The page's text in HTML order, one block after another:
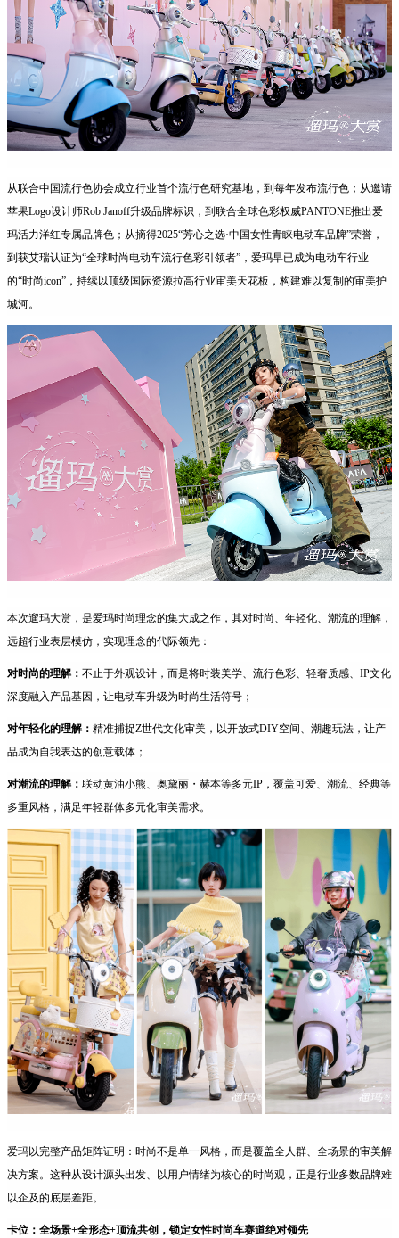
从联合中国流行色协会成立行业首个流行色研究基地，到每年发布流行色；从邀请
苹果Logo设计师Rob Janoff升级品牌标识，到联合全球色彩权威PANTONE推出爱
玛活力洋红专属品牌色；从摘得2025“芳心之选·中国女性青睐电动车品牌”荣誉，
到获艾瑞认证为“全球时尚电动车流行色彩引领者”，爱玛早已成为电动车行业
的“时尚icon”，持续以顶级国际资源拉高行业审美天花板，构建难以复制的审美护
城河。
本次遛玛大赏，是爱玛时尚理念的集大成之作，其对时尚、年轻化、潮流的理解，
远超行业表层模仿，实现理念的代际领先：
对时尚的理解： 不止于外观设计，而是将时装美学、流行色彩、轻奢质感、IP文化
深度融入产品基因，让电动车升级为时尚生活符号；
对年轻化的理解： 精准捕捉Z世代文化审美，以开放式DIY空间、潮趣玩法，让产
品成为自我表达的创意载体；
对潮流的理解： 联动黄油小熊、奥黛丽・赫本等多元IP，覆盖可爱、潮流、经典等
多重风格，满足年轻群体多元化审美需求。
爱玛以完整产品矩阵证明：时尚不是单一风格，而是覆盖全人群、全场景的审美解
决方案。这种从设计源头出发、以用户情绪为核心的时尚观，正是行业多数品牌难
以企及的底层差距。
卡位：全场景+全形态+顶流共创，锁定女性时尚车赛道绝对领先